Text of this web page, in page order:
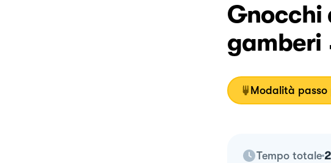
Gnocchi
gamberi
Modalità passo
Tempo totale